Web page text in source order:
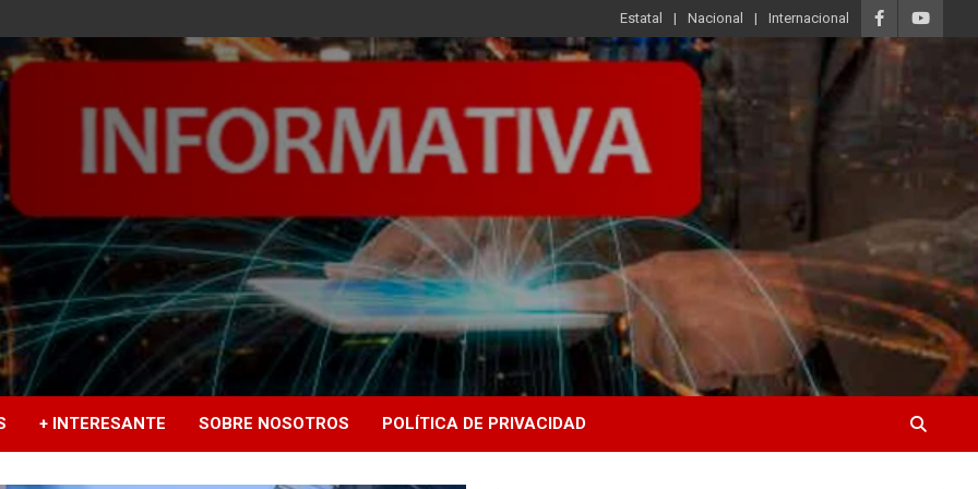
Estatal Nacional Internacional
+ INTERESANTE SOBRE NOSOTROS POLÍTICA DE PRIVACIDAD